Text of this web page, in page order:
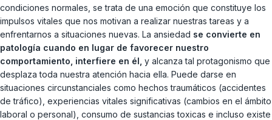
condiciones normales, se trata de una emoción que constituye los
impulsos vitales que nos motivan a realizar nuestras tareas y a
enfrentarnos a situaciones nuevas. La ansiedad se convierte en
patología cuando en lugar de favorecer nuestro
comportamiento, interfiere en él, y alcanza tal protagonismo que
desplaza toda nuestra atención hacia ella. Puede darse en
situaciones circunstanciales como hechos traumáticos (accidentes
de tráfico), experiencias vitales significativas (cambios en el ámbito
laboral o personal), consumo de sustancias toxicas e incluso existe